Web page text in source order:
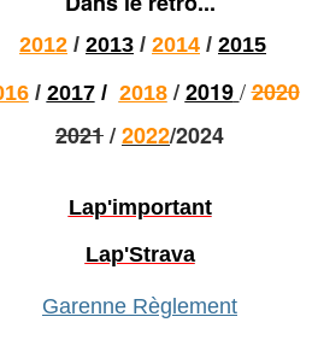
2012 / 2013 / 2014 / 2015
/ 2017/ 2018 / 2019 /2020
2021/2022/2024
Lap'important
Lap'Strava
Garenne Règlement